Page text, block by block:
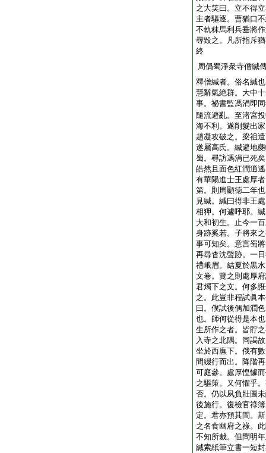
之大笑曰。立不得
主者驅逐。曹猶口
不軌秣馬利兵垂將
尋毀之。凡所指斥
終
周僞蜀淨衆寺僧緘
釋僧緘者。俗名緘
慧辭氣絶群。大中
事。祕書監馮涓即
隨流避亂。至渚宮
海不利。遂削髮出
趙凝攻破之。梁祖
遂屬高氏。緘避地
蜀。尋訪馮涓已死
皓然且面色紅潤逍
有華陽進士王處厚
第。則周顯徳二年
見緘。緘曰得非王
相狎。何遽呼耶。
大和初生。止今一
身跡奚若。子將來
事可知矣。意言蜀
再尋杳沈聲跡。一
禮峨眉。結夏於黒
文卷。覽之則處厚
君燭下之文。何多
之。此豈非程試眞
曰。僕試後偶加潤
也。師何從得是本
生所作之者。皆貯
入寺之北隅。同謁
坐於西廡下。俄有
間綴行而出。降階
可庭參。處厚惶懅
之驅策。又何懼乎
否。仍以夙負壯圖
後施行。復檢官祿
定。君亦預其間。
之名食幽府之祿。
不知所裁。但問明
緘索紙筆立書一短